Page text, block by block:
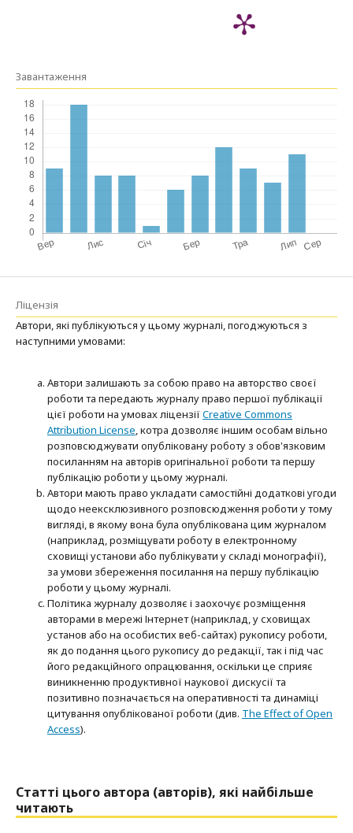
Завантаження
Ліцензія
Автори, які публікуються у цьому журналі, погоджуються з
наступними умовами:
Автори залишають за собою право на авторство своєї
роботи та передають журналу право першої публікації
цієї роботи на умовах ліцензії Creative Commons
Attribution License, котра дозволяє іншим особам вільно
розповсюджувати опубліковану роботу з обов'язковим
посиланням на авторів оригінальної роботи та першу
публікацію роботи у цьому журналі.
Автори мають право укладати самостійні додаткові угоди
щодо неексклюзивного розповсюдження роботи у тому
вигляді, в якому вона була опублікована цим журналом
(наприклад, розміщувати роботу в електронному
сховищі установи або публікувати у складі монографії),
за умови збереження посилання на першу публікацію
роботи у цьому журналі.
Політика журналу дозволяє і заохочує розміщення
авторами в мережі Інтернет (наприклад, у сховищах
установ або на особистих веб-сайтах) рукопису роботи,
як до подання цього рукопису до редакції, так і під час
його редакційного опрацювання, оскільки це сприяє
виникненню продуктивної наукової дискусії та
позитивно позначається на оперативності та динаміці
цитування опублікованої роботи (див. The Effect of Open
Access).
Статті цього автора (авторів), які найбільше
читають